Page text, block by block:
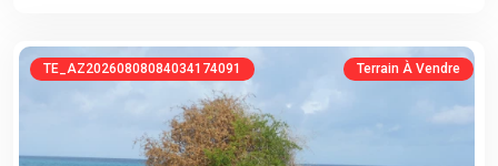
TE_AZ20260808084034174091 Terrain À Vendre